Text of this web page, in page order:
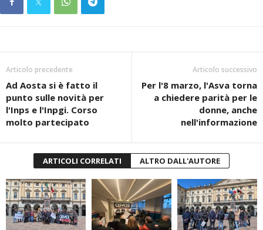
Articolo precedente
Ad Aosta si è fatto il
punto sulle novità per
l'Inps e l'Inpgi. Corso
molto partecipato
Articolo successivo
Per l'8 marzo, l'Asva torna
a chiedere parità per le
donne, anche
nell'informazione
ARTICOLI CORRELATI ALTRO DALL'AUTORE